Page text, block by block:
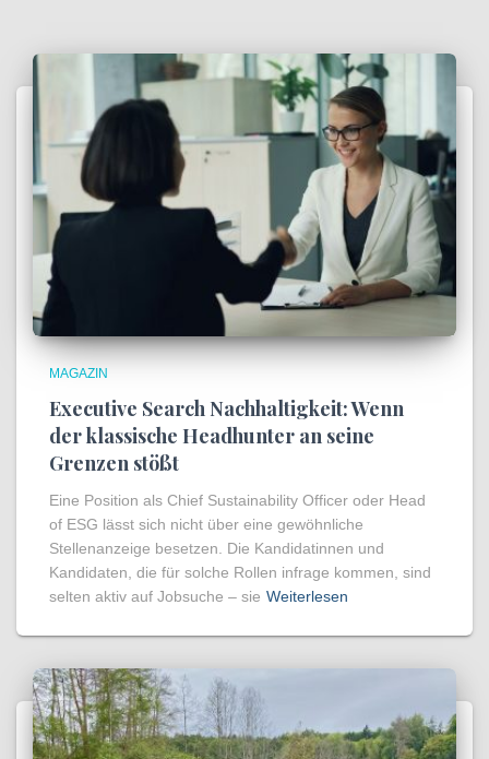
MAGAZIN
Executive Search Nachhaltigkeit: Wenn
der klassische Headhunter an seine
Grenzen stößt
Eine Position als Chief Sustainability Officer oder Head
of ESG lässt sich nicht über eine gewöhnliche
Stellenanzeige besetzen. Die Kandidatinnen und
Kandidaten, die für solche Rollen infrage kommen, sind
selten aktiv auf Jobsuche – sie Weiterlesen